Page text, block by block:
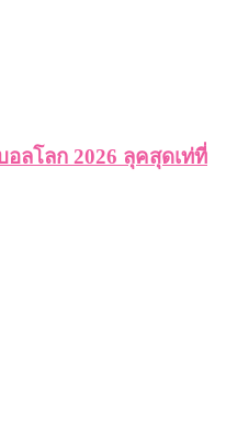
ลโลก 2026 ลุคสุดเท่ที่